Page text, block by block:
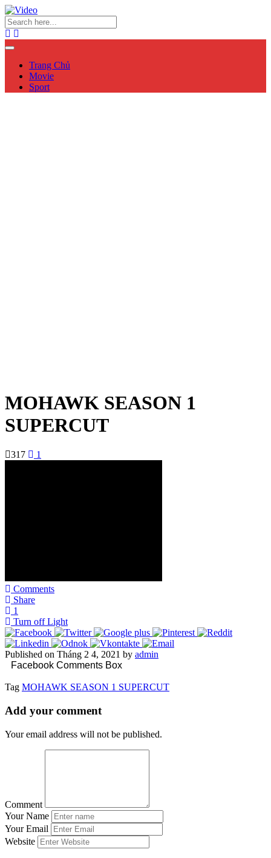
Trang Chủ
Movie
Sport
MOHAWK SEASON 1
SUPERCUT
317 1
Comments
Share
1
Turn off Light
Published on Tháng 2 4, 2021 by admin
Facebook Comments Box
Tag MOHAWK SEASON 1 SUPERCUT
Add your comment
Your email address will not be published.
Comment
Your Name
Your Email
Website